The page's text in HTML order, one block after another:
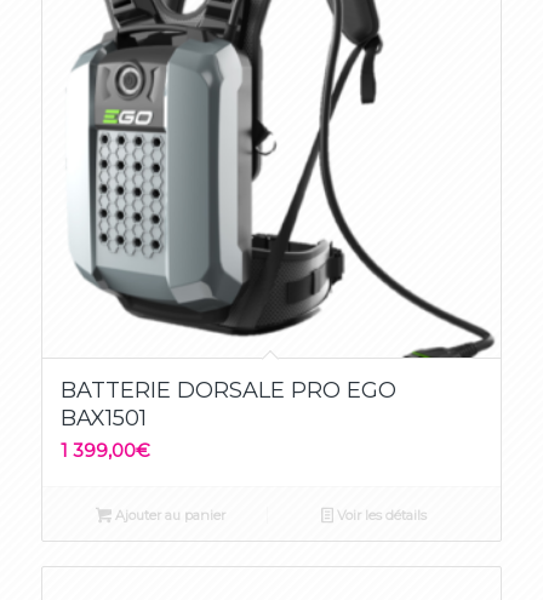
BATTERIE DORSALE PRO EGO
BAX1501
1 399,00€
Ajouter au panier Voir les détails